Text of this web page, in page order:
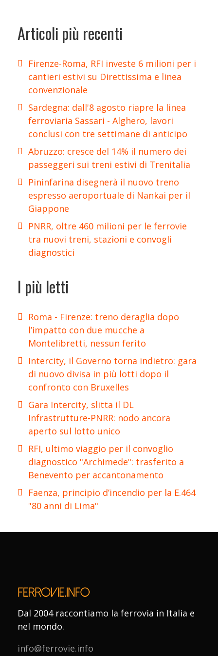
Articoli più recenti
Firenze-Roma, RFI investe 6 milioni per i
cantieri estivi su Direttissima e linea
convenzionale
Sardegna: dall'8 agosto riapre la linea
ferroviaria Sassari - Alghero, lavori
conclusi con tre settimane di anticipo
Abruzzo: cresce del 14% il numero dei
passeggeri sui treni estivi di Trenitalia
Pininfarina disegnerà il nuovo treno
espresso aeroportuale di Nankai per il
Giappone
PNRR, oltre 460 milioni per le ferrovie
tra nuovi treni, stazioni e convogli
diagnostici
I più letti
Roma - Firenze: treno deraglia dopo
l’impatto con due mucche a
Montelibretti, nessun ferito
Intercity, il Governo torna indietro: gara
di nuovo divisa in più lotti dopo il
confronto con Bruxelles
Gara Intercity, slitta il DL
Infrastrutture-PNRR: nodo ancora
aperto sul lotto unico
RFI, ultimo viaggio per il convoglio
diagnostico "Archimede": trasferito a
Benevento per accantonamento
Faenza, principio d’incendio per la E.464
"80 anni di Lima"
Dal 2004 raccontiamo la ferrovia in Italia e
nel mondo.
info@ferrovie.info